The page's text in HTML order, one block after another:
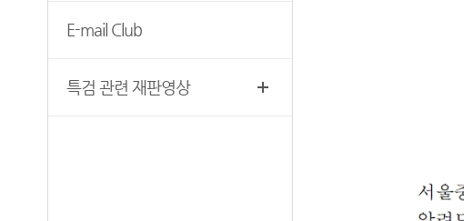
서울법원종합청사 집행문 등
E-mail Club
특검 관련 재판영상